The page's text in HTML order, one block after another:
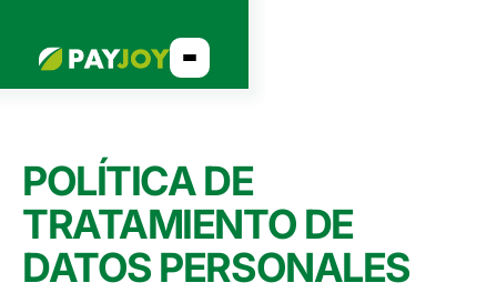
POLÍTICA DE
TRATAMIENTO DE
DATOS PERSONALES